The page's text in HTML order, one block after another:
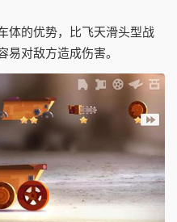
体的优势，比飞天滑头型战
易对敌方造成伤害。